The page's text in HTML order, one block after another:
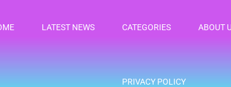
LATEST NEWS CATEGORIES ABOUT
PRIVACY POLICY